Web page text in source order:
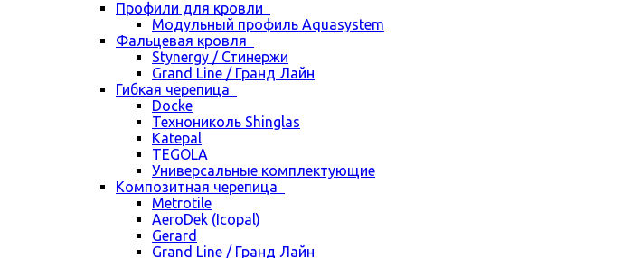
Профили для кровли
Модульный профиль Aquasystem
Фальцевая кровля
Stynergy / Стинержи
Grand Line / Гранд Лайн
Гибкая черепица
Docke
Технониколь Shinglas
Katepal
TEGOLA
Универсальные комплектующие
Композитная черепица
Metrotile
AeroDek (Icopal)
Gerard
Grand Line / Гранд Лайн